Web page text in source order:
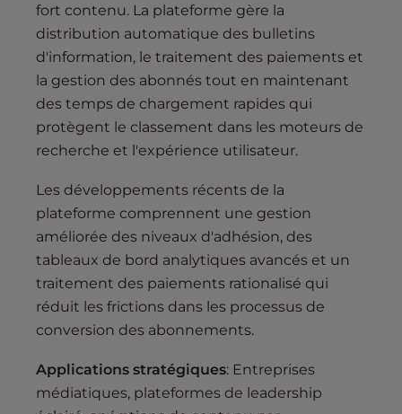
fort contenu. La plateforme gère la
distribution automatique des bulletins
d'information, le traitement des paiements et
la gestion des abonnés tout en maintenant
des temps de chargement rapides qui
protègent le classement dans les moteurs de
recherche et l'expérience utilisateur.
Les développements récents de la
plateforme comprennent une gestion
améliorée des niveaux d'adhésion, des
tableaux de bord analytiques avancés et un
traitement des paiements rationalisé qui
réduit les frictions dans les processus de
conversion des abonnements.
Applications stratégiques: Entreprises
médiatiques, plateformes de leadership